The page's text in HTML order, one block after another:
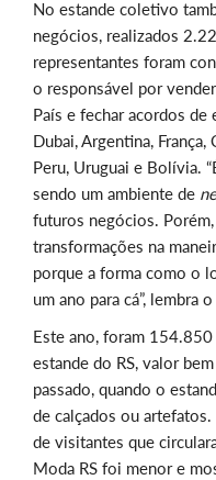
No estande coletivo
negócios, realizados
representantes foram
o responsável por
País e fechar acordos de
Dubai, Argentina,
Peru, Uruguai e Bolívia.
sendo um ambiente de
futuros negócios.
transformações na
porque a forma como o
um ano para cá”, lembra
Este ano, foram
estande do RS, valor
passado, quando o
de calçados ou
de visitantes que
Moda RS foi menor e